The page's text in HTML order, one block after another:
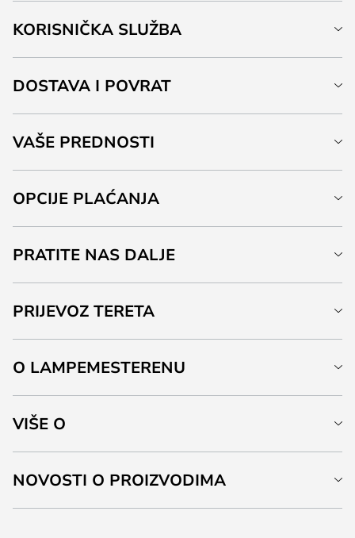
KORISNIČKA SLUŽBA
DOSTAVA I POVRAT
VAŠE PREDNOSTI
OPCIJE PLAĆANJA
PRATITE NAS DALJE
PRIJEVOZ TERETA
O LAMPEMESTERENU
VIŠE O
NOVOSTI O PROIZVODIMA